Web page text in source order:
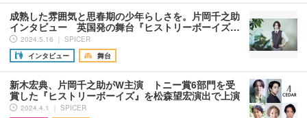
成熟した雰囲気と思春期の少年らしさを。片岡千之助
インタビュー 英国発の舞台『ヒストリーボーイズ…
2024.5.16 ｜ SPICER
インタビュー
舞台
新木宏典、片岡千之助がW主演 トニー賞6部門を受
賞した『ヒストリーボーイズ』を松森望宏演出で上演
2024.4.1 ｜ SPICER